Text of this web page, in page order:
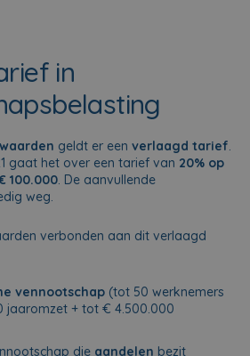
in
geldt er een verlaagd tarief.
gaat het over een tarief van 20% op
100.000. De aanvullende
weg.
verbonden aan dit verlaagd
vennootschap (tot 50 werknemers
jaaromzet + tot € 4.500.000
die aandelen bezit